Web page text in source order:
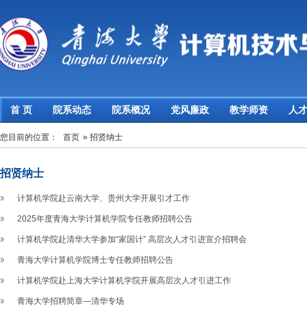
首 页 院系动态 院系概况 党风廉政 教学师资 人
您目前的位置： 首页 » 招贤纳士
招贤纳士
计算机学院赴云南大学、贵州大学开展引才工作
2025年度青海大学计算机学院专任教师招聘公告
计算机学院赴清华大学参加“家国计” 高层次人才引进宣介招聘会
青海大学计算机学院博士专任教师招聘公告
计算机学院赴上海大学计算机学院开展高层次人才引进工作
青海大学招聘简章—清华专场